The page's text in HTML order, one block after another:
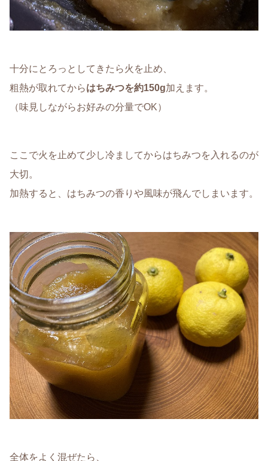
十分にとろっとしてきたら火を止め、
粗熱が取れてからはちみつを約150g加えます。
（味見しながらお好みの分量でOK）
ここで火を止めて少し冷ましてからはちみつを入れるのが
大切。
加熱すると、はちみつの香りや風味が飛んでしまいます。
全体をよく混ぜたら、